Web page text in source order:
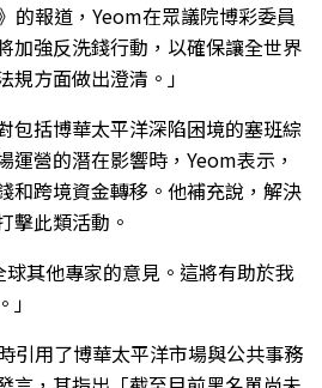
的報道，Yeom在眾議院博彩委員
加強反洗錢行動，以確保讓全世界
方面做出澄清。」
包括博華太平洋深陷困境的塞班綜
運營的潛在影響時，Yeom表示，
和跨境資金轉移。他補充說，解決
擊此類活動。
其他專家的意見。這將有助於我
引用了博華太平洋市場與公共事務